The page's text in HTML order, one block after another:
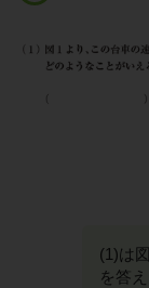
(1)は
を答